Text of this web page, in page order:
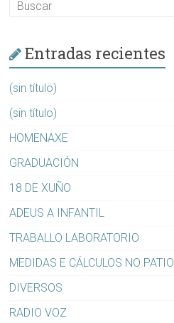
Entradas recientes
(sin título)
(sin título)
HOMENAXE
GRADUACIÓN
18 DE XUÑO
ADEUS A INFANTIL
TRABALLO LABORATORIO
MEDIDAS E CÁLCULOS NO PATIO
DIVERSOS
RADIO VOZ